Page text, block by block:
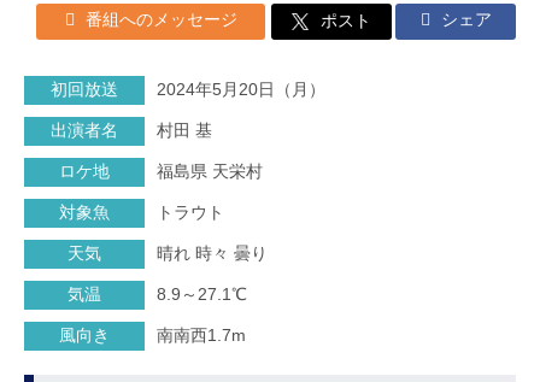
番組へのメッセージ ポスト シェア
初回放送 2024年5月20日（月）
出演者名 村田 基
ロケ地 福島県 天栄村
対象魚 トラウト
天気 晴れ 時々 曇り
気温 8.9～27.1℃
風向き 南南西1.7m